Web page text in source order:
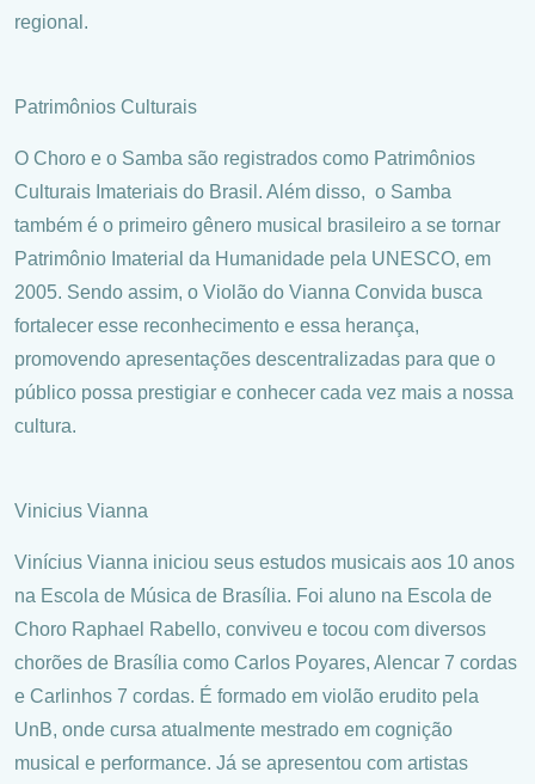
regional.
Patrimônios Culturais
O Choro e o Samba são registrados como Patrimônios
Culturais Imateriais do Brasil. Além disso, o Samba
também é o primeiro gênero musical brasileiro a se tornar
Patrimônio Imaterial da Humanidade pela UNESCO, em
2005. Sendo assim, o Violão do Vianna Convida busca
fortalecer esse reconhecimento e essa herança,
promovendo apresentações descentralizadas para que o
público possa prestigiar e conhecer cada vez mais a nossa
cultura.
Vinicius Vianna
Vinícius Vianna iniciou seus estudos musicais aos 10 anos
na Escola de Música de Brasília. Foi aluno na Escola de
Choro Raphael Rabello, conviveu e tocou com diversos
chorões de Brasília como Carlos Poyares, Alencar 7 cordas
e Carlinhos 7 cordas. É formado em violão erudito pela
UnB, onde cursa atualmente mestrado em cognição
musical e performance. Já se apresentou com artistas